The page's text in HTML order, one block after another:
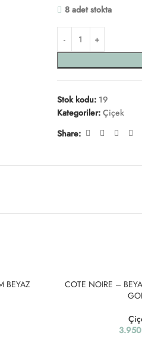
8 adet stokta
Stok kodu: 19
Kategoriler: Çiçek
Share:
BEYAZ
SOLD
OUT
COTE NOIRE –